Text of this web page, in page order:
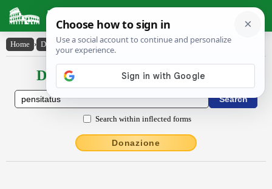
Latin Dictionary
Home › Declensions / Conjugations › pensitatus
Declensions / Conjugations latin
Search within inflected forms
Donazione